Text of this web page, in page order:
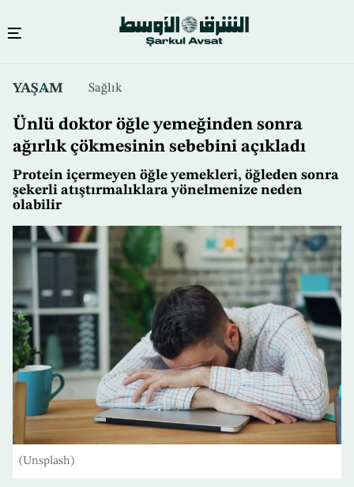
içeriğe
atla
YAŞAM Sağlık
Ünlü doktor öğle yemeğinden sonra
ağırlık çökmesinin sebebini açıkladı
Protein içermeyen öğle yemekleri, öğleden sonra
şekerli atıştırmalıklara yönelmenize neden
olabilir
(Unsplash)